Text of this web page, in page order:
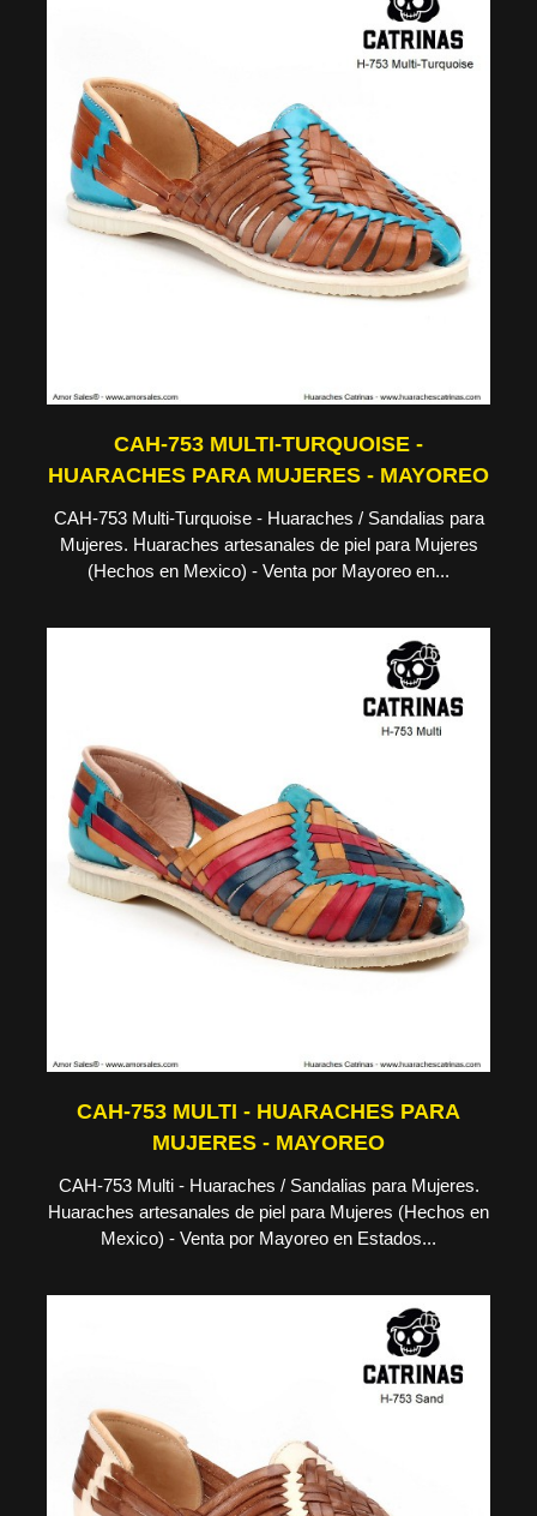
CAH-753 MULTI-TURQUOISE -
HUARACHES PARA MUJERES - MAYOREO
CAH-753 Multi-Turquoise - Huaraches / Sandalias para
Mujeres. Huaraches artesanales de piel para Mujeres
(Hechos en Mexico) - Venta por Mayoreo en...
CAH-753 MULTI - HUARACHES PARA
MUJERES - MAYOREO
CAH-753 Multi - Huaraches / Sandalias para Mujeres.
Huaraches artesanales de piel para Mujeres (Hechos en
Mexico) - Venta por Mayoreo en Estados...